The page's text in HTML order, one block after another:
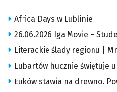
Africa Days w Lublinie
26.06.2026 Iga Movie –
Literackie ślady regionu |
Lubartów hucznie świętuje
Łuków stawia na drewno.